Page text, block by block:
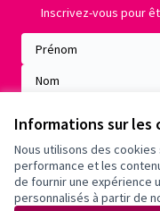
Informations sur les
Nous utilisons des
performance et les
de fournir une expérience
personnalisés à partir de
Inscrivez-vous pour